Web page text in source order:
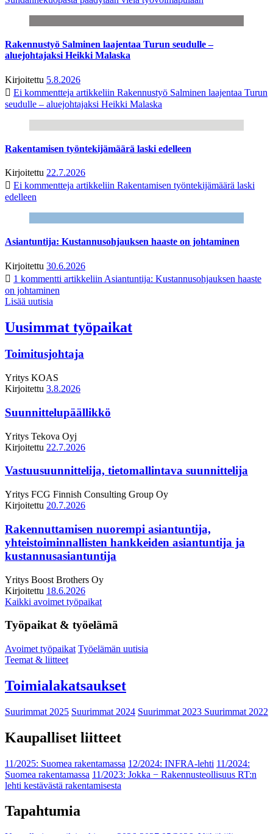
Rakennustyö Salminen laajentaa Turun seudulle –
aluejohtajaksi Heikki Malaska
Kirjoitettu 5.8.2026
Ei kommentteja artikkeliin Rakennustyö Salminen laajentaa Turun
seudulle – aluejohtajaksi Heikki Malaska
Rakentamisen työntekijämäärä laski edelleen
Kirjoitettu 22.7.2026
Ei kommentteja artikkeliin Rakentamisen työntekijämäärä laski
edelleen
Asiantuntija: Kustannusohjauksen haaste on johtaminen
Kirjoitettu 30.6.2026
1 kommentti artikkeliin Asiantuntija: Kustannusohjauksen haaste
on johtaminen
Lisää uutisia
Uusimmat työpaikat
Toimitusjohtaja
Yritys KOAS
Kirjoitettu 3.8.2026
Suunnittelupäällikkö
Yritys Tekova Oyj
Kirjoitettu 22.7.2026
Vastuusuunnittelija, tietomallintava suunnittelija
Yritys FCG Finnish Consulting Group Oy
Kirjoitettu 20.7.2026
Rakennuttamisen nuorempi asiantuntija,
yhteistoiminnallisten hankkeiden asiantuntija ja
kustannusasiantuntija
Yritys Boost Brothers Oy
Kirjoitettu 18.6.2026
Kaikki avoimet työpaikat
Työpaikat & työelämä
Avoimet työpaikat Työelämän uutisia
Teemat & liitteet
Toimialakatsaukset
Suurimmat 2025 Suurimmat 2024 Suurimmat 2023 Suurimmat 2022
Kaupalliset liitteet
11/2025: Suomea rakentamassa 12/2024: INFRA-lehti 11/2024:
Suomea rakentamassa 11/2023: Jokka − Rakennusteollisuus RT:n
lehti kestävästä rakentamisesta
Tapahtumia